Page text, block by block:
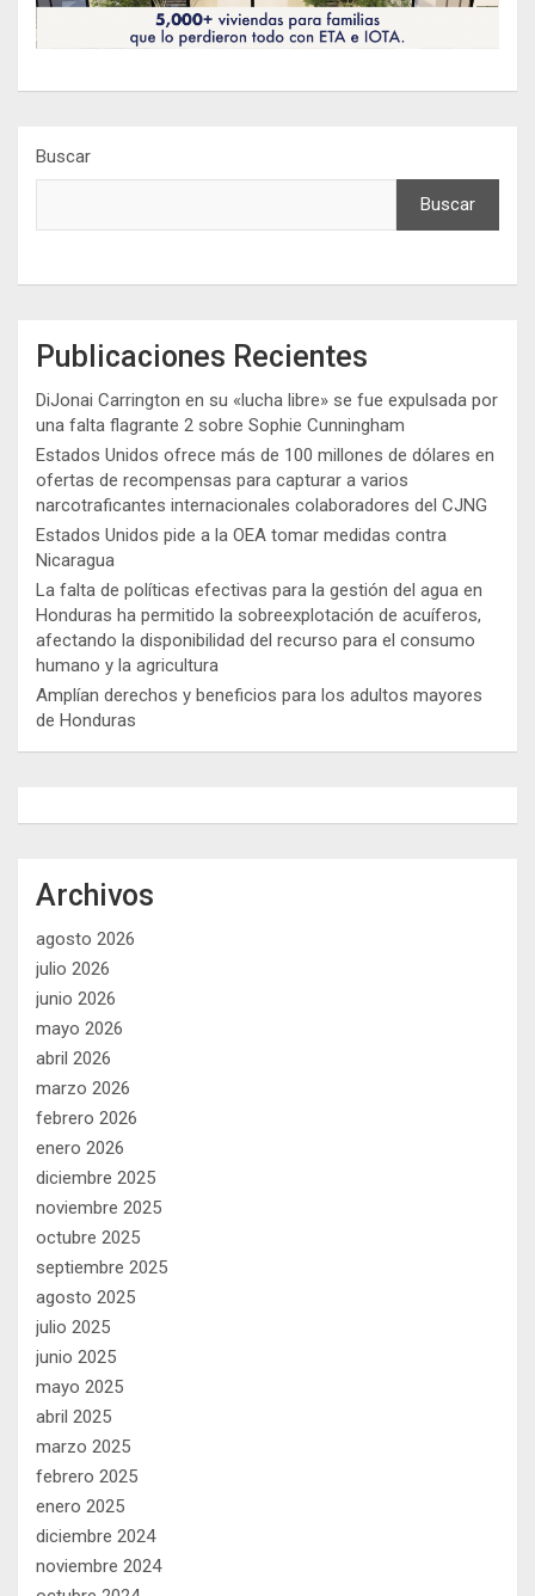
Buscar
Buscar
Publicaciones Recientes
DiJonai Carrington en su «lucha libre» se fue expulsada por
una falta flagrante 2 sobre Sophie Cunningham
Estados Unidos ofrece más de 100 millones de dólares en
ofertas de recompensas para capturar a varios
narcotraficantes internacionales colaboradores del CJNG
Estados Unidos pide a la OEA tomar medidas contra
Nicaragua
La falta de políticas efectivas para la gestión del agua en
Honduras ha permitido la sobreexplotación de acuíferos,
afectando la disponibilidad del recurso para el consumo
humano y la agricultura
Amplían derechos y beneficios para los adultos mayores
de Honduras
Archivos
agosto 2026
julio 2026
junio 2026
mayo 2026
abril 2026
marzo 2026
febrero 2026
enero 2026
diciembre 2025
noviembre 2025
octubre 2025
septiembre 2025
agosto 2025
julio 2025
junio 2025
mayo 2025
abril 2025
marzo 2025
febrero 2025
enero 2025
diciembre 2024
noviembre 2024